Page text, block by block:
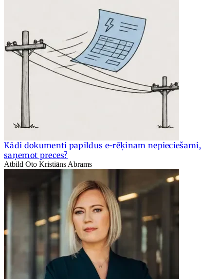
Kādi dokumenti papildus e-rēķinam nepieciešami,
saņemot preces?
Atbild Oto Kristiāns Abrams